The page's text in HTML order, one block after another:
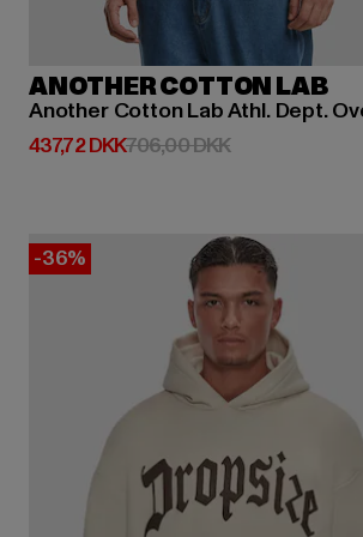
ANOTHER COTTON LAB
437,72 DKK
Nuværende pris: 437,72 DKK
706,00 DKKKampagnepris:
-36%